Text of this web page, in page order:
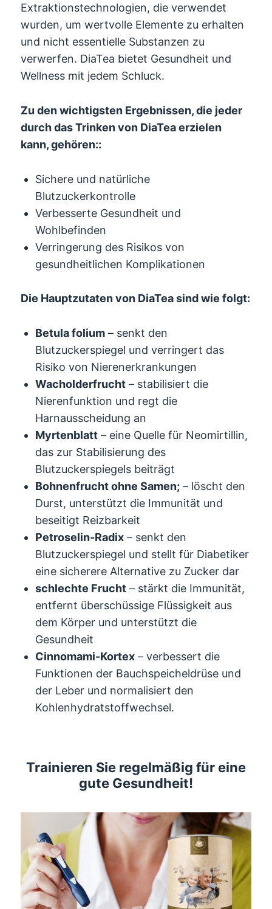
Extraktionstechnologien, die verwendet
wurden, um wertvolle Elemente zu erhalten
und nicht essentielle Substanzen zu
verwerfen. DiaTea bietet Gesundheit und
Wellness mit jedem Schluck.
Zu den wichtigsten Ergebnissen, die jeder
durch das Trinken von DiaTea erzielen
kann, gehören::
Sichere und natürliche
Blutzuckerkontrolle
Verbesserte Gesundheit und
Wohlbefinden
Verringerung des Risikos von
gesundheitlichen Komplikationen
Die Hauptzutaten von DiaTea sind wie folgt:
Betula folium – senkt den
Blutzuckerspiegel und verringert das
Risiko von Nierenerkrankungen
Wacholderfrucht – stabilisiert die
Nierenfunktion und regt die
Harnausscheidung an
Myrtenblatt – eine Quelle für Neomirtillin,
das zur Stabilisierung des
Blutzuckerspiegels beiträgt
Bohnenfrucht ohne Samen; – löscht den
Durst, unterstützt die Immunität und
beseitigt Reizbarkeit
Petroselin-Radix – senkt den
Blutzuckerspiegel und stellt für Diabetiker
eine sicherere Alternative zu Zucker dar
schlechte Frucht – stärkt die Immunität,
entfernt überschüssige Flüssigkeit aus
dem Körper und unterstützt die
Gesundheit
Cinnomami-Kortex – verbessert die
Funktionen der Bauchspeicheldrüse und
der Leber und normalisiert den
Kohlenhydratstoffwechsel.
Trainieren Sie regelmäßig für eine
gute Gesundheit!